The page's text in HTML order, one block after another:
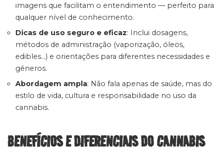
imagens que facilitam o entendimento — perfeito para
qualquer nível de conhecimento.
Dicas de uso seguro e eficaz: Inclui dosagens,
métodos de administração (vaporização, óleos,
edibles…) e orientações para diferentes necessidades e
gêneros.
Abordagem ampla: Não fala apenas de saúde, mas do
estilo de vida, cultura e responsabilidade no uso da
cannabis.
BENEFÍCIOS E DIFERENCIAIS DO CANNABIS